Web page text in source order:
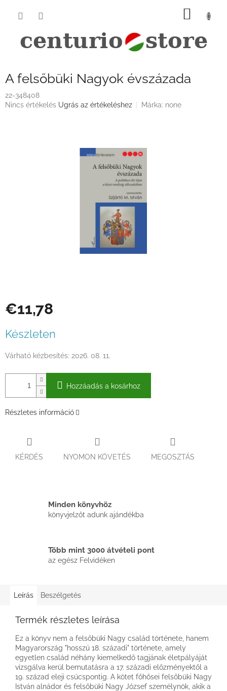
KOSÁR
A felsőbüki Nagyok évszázada
22-348408
A
Nincs értékelés Ugrás az értékeléshez Márka: none
€11,78
Készleten
Várható kézbesítés: 2026. 08. 11.
Hozzáadás a kosárhoz
Részletes információ
KÉRDÉS NYOMON KÖVETÉS MEGOSZTÁS
Minden könyvhöz
könyvjelzőt adunk ajándékba
Több mint 3000 átvételi pont
az egész Felvidéken
Leírás Beszélgetés
Termék részletes leírása
Ez a könyv nem a felsőbüki Nagy család története, hanem
Magyarország "hosszú 18. századi" története, amely
egyetlen család néhány kiemelkedő tagjának életpályáját
vizsgálva kerül bemutatásra a 17. századi előzményektől a
19. század eleji csúcspontig. A kötet főhősei felsőbüki Nagy
István alnádor és felsőbüki Nagy József személynök, akik a